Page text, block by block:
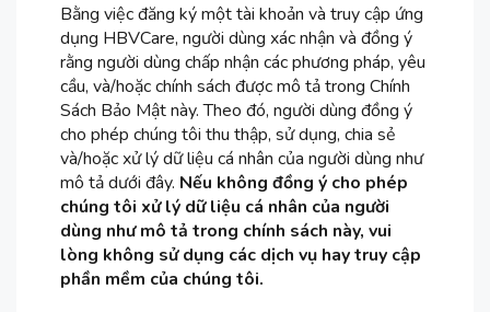
Bằng việc đăng ký một tài khoản và truy cập ứng
dụng HBVCare, người dùng xác nhận và đồng ý
rằng người dùng chấp nhận các phương pháp, yêu
cầu, và/hoặc chính sách được mô tả trong Chính
Sách Bảo Mật này. Theo đó, người dùng đồng ý
cho phép chúng tôi thu thập, sử dụng, chia sẻ
và/hoặc xử lý dữ liệu cá nhân của người dùng như
mô tả dưới đây. Nếu không đồng ý cho phép
chúng tôi xử lý dữ liệu cá nhân của người
dùng như mô tả trong chính sách này, vui
lòng không sử dụng các dịch vụ hay truy cập
phần mềm của chúng tôi.